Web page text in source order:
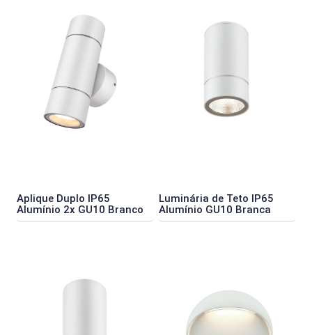
Aplique Duplo IP65
Alumínio 2x GU10 Branco
Luminária de Teto IP65
Alumínio GU10 Branca